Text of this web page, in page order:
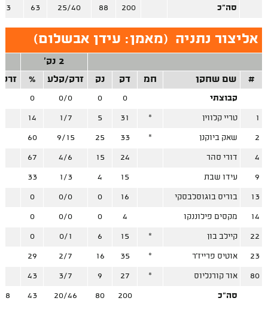
סה"כ 200
88
25/40
63
אליצור נתניה (מאמן: עידן אבשלום)
2 נק'
#
שם שחקן חמ דק נק זרק/קלע %
קבוצתי 0
0
0/0
0
1 טריי קלווין *
31
5
1/7
14
2 שאק ביוקנן *
33
25
9/15
60
4 דורי סהר 24
15
4/6
67
9 עידו שבת 15
4
1/3
33
13 בוריס בוגוסלבסקי 16
0
0/0
0
14 מקסים פילוננקו 4
0
0/0
0
22 קיילב בון *
15
6
0/1
0
23 אוטיס פרייז'ר *
35
16
2/7
29
80 אור קורנליוס *
27
9
3/7
43
סה"כ 200
80
20/46
43